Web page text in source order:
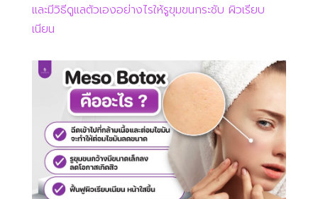
และมีวิธีดูแลตัวเองอย่างไรให้รูขุมขนกระชับ ผิวเรียบ
เนียน